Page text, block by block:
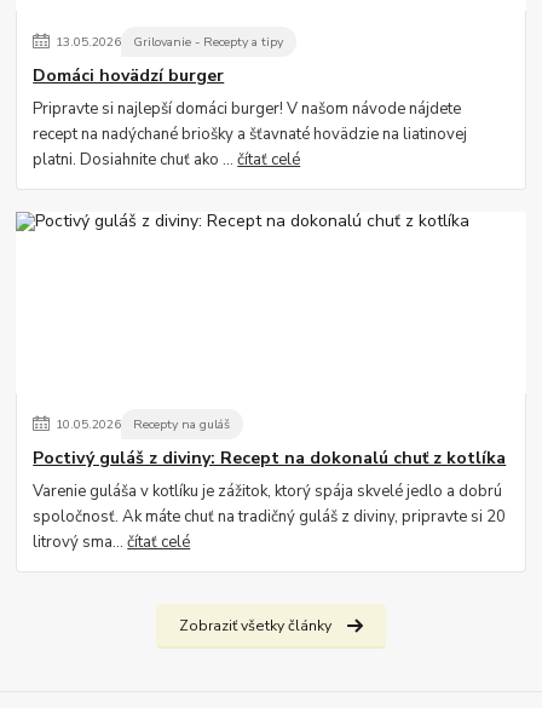
13.05.2026 Grilovanie - Recepty a tipy
Domáci hovädzí burger
Pripravte si najlepší domáci burger! V našom návode nájdete
recept na nadýchané briošky a šťavnaté hovädzie na liatinovej
platni. Dosiahnite chuť ako ...čítať celé
10.05.2026 Recepty na guláš
Poctivý guláš z diviny: Recept na dokonalú chuť z kotlíka
Varenie guláša v kotlíku je zážitok, ktorý spája skvelé jedlo a dobrú
spoločnosť. Ak máte chuť na tradičný guláš z diviny, pripravte si 20
litrový sma...čítať celé
Zobraziť všetky články